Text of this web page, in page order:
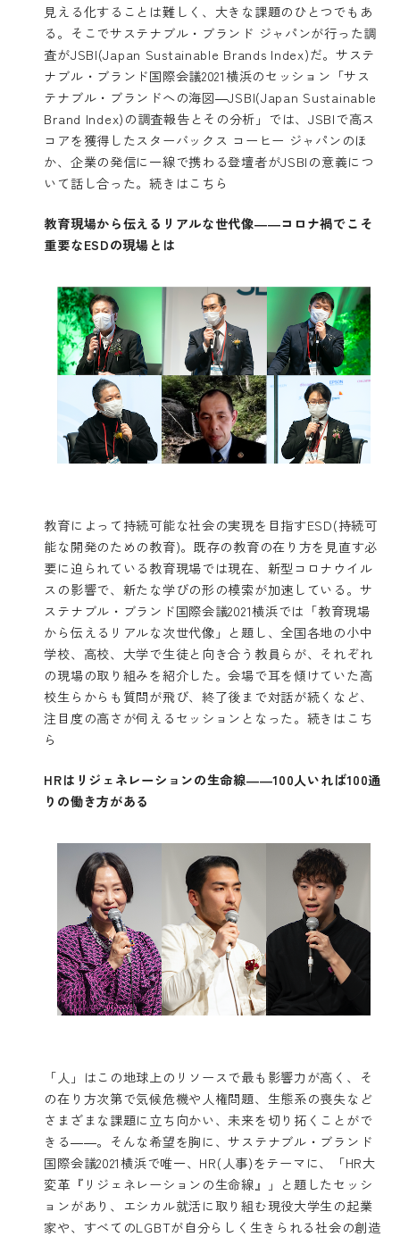
見える化することは難しく、大きな課題のひとつでもあ
る。そこでサステナブル・ブランド ジャパンが行った調
査がJSBI(Japan Sustainable Brands Index)だ。サステ
ナブル・ブランド国際会議2021横浜のセッション「サス
テナブル・ブランドへの海図―JSBI(Japan Sustainable
Brand Index)の調査報告とその分析」では、JSBIで高ス
コアを獲得したスターバックス コーヒー ジャパンのほ
か、企業の発信に一線で携わる登壇者がJSBIの意義につ
いて話し合った。続きはこちら
教育現場から伝えるリアルな世代像――コロナ禍でこそ
重要なESDの現場とは
教育によって持続可能な社会の実現を目指すESD(持続可
能な開発のための教育)。既存の教育の在り方を見直す必
要に迫られている教育現場では現在、新型コロナウイル
スの影響で、新たな学びの形の模索が加速している。サ
ステナブル・ブランド国際会議2021横浜では「教育現場
から伝えるリアルな次世代像」と題し、全国各地の小中
学校、高校、大学で生徒と向き合う教員らが、それぞれ
の現場の取り組みを紹介した。会場で耳を傾けていた高
校生らからも質問が飛び、終了後まで対話が続くなど、
注目度の高さが伺えるセッションとなった。 続きはこち
ら
HRはリジェネレーションの生命線――100人いれば100通
りの働き方がある
「人」はこの地球上のリソースで最も影響力が高く、そ
の在り方次第で気候危機や人権問題、生態系の喪失など
さまざまな課題に立ち向かい、未来を切り拓くことがで
きる――。そんな希望を胸に、サステナブル・ブランド
国際会議2021横浜で唯一、HR(人事)をテーマに、「HR大
変革『リジェネレーションの生命線』」と題したセッシ
ョンがあり、エシカル就活に取り組む現役大学生の起業
家や、すべてのLGBTが自分らしく生きられる社会の創造